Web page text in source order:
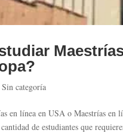
Sin categoría
en línea en USA o Maestrías
de estudiantes que